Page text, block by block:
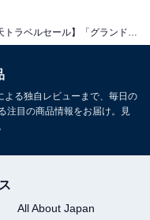
る独自レビューまで、毎日の
注目の商品情報をお届け。見
All About Japan